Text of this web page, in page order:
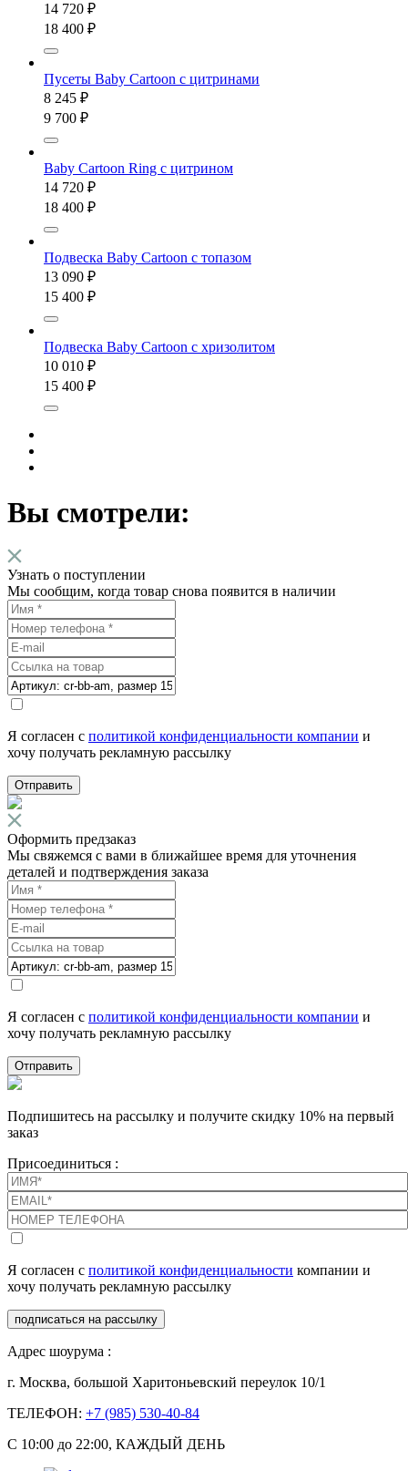
14 720 ₽
18 400 ₽
Пусеты Baby Cartoon с цитринами
8 245 ₽
9 700 ₽
Baby Cartoon Ring с цитрином
14 720 ₽
18 400 ₽
Подвеска Baby Cartoon с топазом
13 090 ₽
15 400 ₽
Подвеска Baby Cartoon с хризолитом
10 010 ₽
15 400 ₽
Вы смотрели:
Узнать о поступлении
Мы сообщим, когда товар снова появится в наличии
Я согласен с политикой конфиденциальности компании и
хочу получать рекламную рассылку
Отправить
Оформить предзаказ
Мы свяжемся с вами в ближайшее время для уточнения
деталей и подтверждения заказа
Я согласен с политикой конфиденциальности компании и
хочу получать рекламную рассылку
Отправить
Подпишитесь на рассылку и получите скидку 10% на первый
заказ
Присоединиться :
Я согласен с политикой конфиденциальности компании и
хочу получать рекламную рассылку
подписаться на рассылку
Адрес шоурума :
г. Москва, большой Харитоньевский переулок 10/1
ТЕЛЕФОН: +7 (985) 530-40-84
С 10:00 до 22:00, КАЖДЫЙ ДЕНЬ